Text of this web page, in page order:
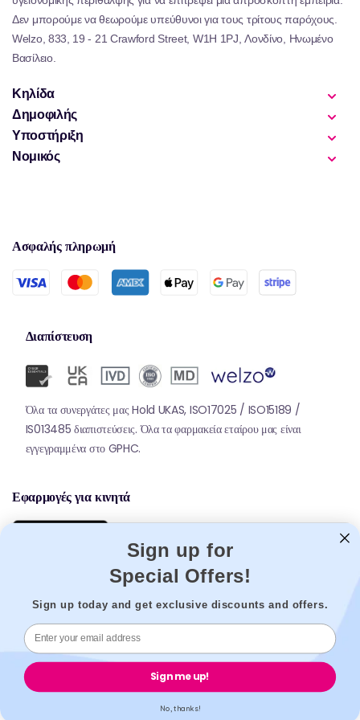
Δεν μπορούμε να θεωρούμε υπεύθυνοι για τους τρίτους παρόχους.
Welzo, 833, 19 - 21 Crawford Street, W1H 1PJ, Λονδίνο, Ηνωμένο
Βασίλειο.
Κηλίδα
Δημοφιλής
Υποστήριξη
Νομικός
Ασφαλής πληρωμή
Διαπίστευση
Όλα τα συνεργάτες μας Hold UKAS, ISO17025 / ISO15189 /
IS013485 διαπιστεύσεις. Όλα τα φαρμακεία εταίρου μας είναι
εγγεγραμμένα στο GPHC.
Εφαρμογές για κινητά
© 2026,Welzo. Όλα τα δικαιώματα διατηρούνται.
Sign up for
Special Offers!
Sign up today and get exclusive discounts and offers.
Sign me up!
No, thanks!